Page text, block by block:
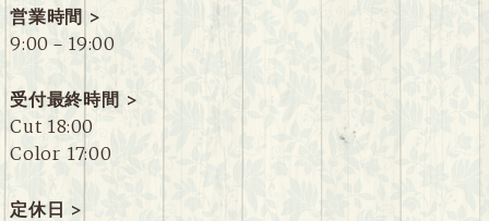
営業時間 >
9:00－19:00
受付最終時間 >
Cut 18:00
Color 17:00
定休日 >